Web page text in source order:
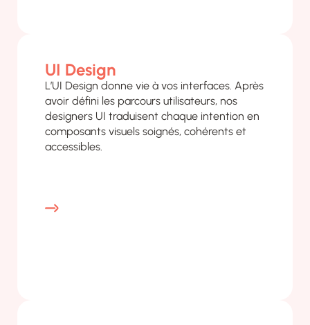
UI Design
L’UI Design donne vie à vos interfaces. Après
avoir défini les parcours utilisateurs, nos
designers UI traduisent chaque intention en
composants visuels soignés, cohérents et
accessibles.